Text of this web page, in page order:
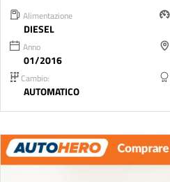
Alimentazione
DIESEL
Anno
01/2016
Cambio:
AUTOMATICO